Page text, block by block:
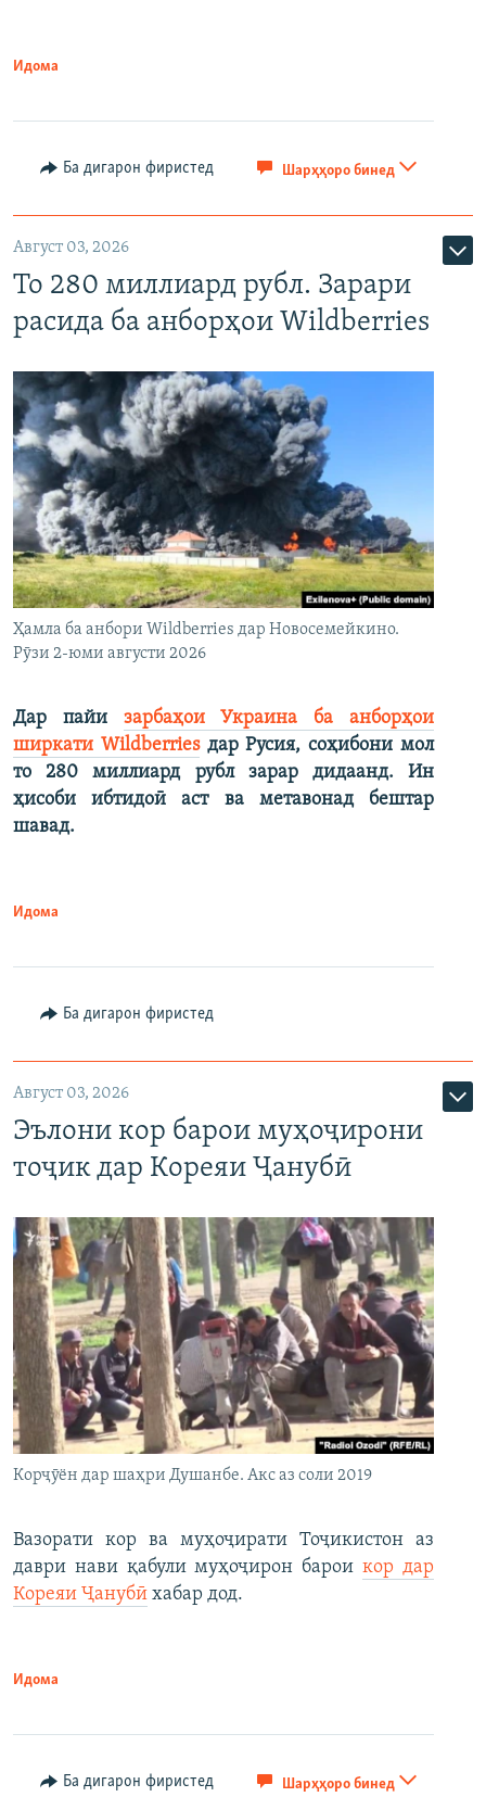
Идома
Ба дигарон фиристед Шарҳҳоро бинед
Август 03, 2026
То 280 миллиард рубл. Зарари
расида ба анборҳои Wildberries
Ҳамла ба анбори Wildberries дар Новосемейкино.
Рӯзи 2-юми августи 2026
Дар пайи зарбаҳои Украина ба анборҳои
ширкати Wildberriesдар Русия, соҳибони мол
то 280 миллиард рубл зарар дидаанд. Ин
ҳисоби ибтидоӣ аст ва метавонад бештар
шавад.
Идома
Ба дигарон фиристед
Август 03, 2026
Эълони кор барои муҳоҷирони
тоҷик дар Кореяи Ҷанубӣ
Корҷӯён дар шаҳри Душанбе. Акс аз соли 2019
Вазорати кор ва муҳоҷирати Тоҷикистон аз
даври нави қабули муҳоҷирон бароикор дар
Кореяи Ҷанубӣ хабар дод.
Идома
Ба дигарон фиристед Шарҳҳоро бинед